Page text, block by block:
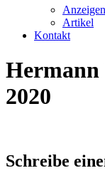
Anzeigen
Artikel
Kontakt
Hermann
2020
Schreibe